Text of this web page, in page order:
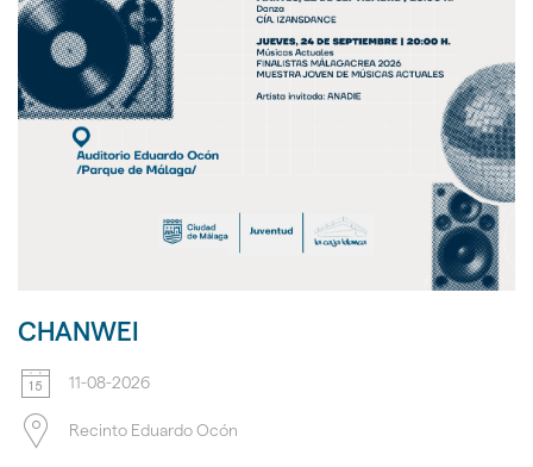
CHANWEI
11-08-2026
Recinto Eduardo Ocón